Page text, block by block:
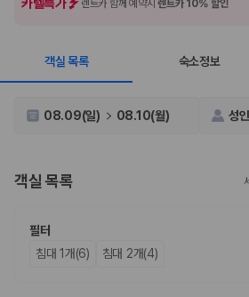
제주렌트카 가격비교는 카모
제주도 렌트카는 업체마다 차량 가격, 보험 조
장소, 취소 규정이 다릅니다. 카모아는 여러
업체별 가격비교:
제주 렌트카 업체별
차종별 최저가 비교:
인원에 맞는 차종별 가격을 비교합니다.
보험 조건 비교:일반자차, 완전자차, 슈
카텔특가 렌트카 함께 예약시렌트카 10% 할인
객실 목록 숙소정보
08.09(일) 08.10(월) 성
객실 목록
필터
침대 1개(6)
침대 2개(4)